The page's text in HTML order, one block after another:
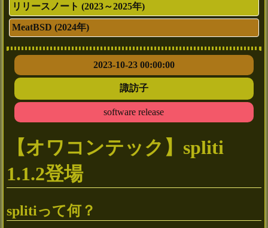
リリースノート (2023～2025年)
MeatBSD (2024年)
2023-10-23 00:00:00
諏訪子
software release
【オワコンテック】spliti
1.1.2登場
splitiって何？